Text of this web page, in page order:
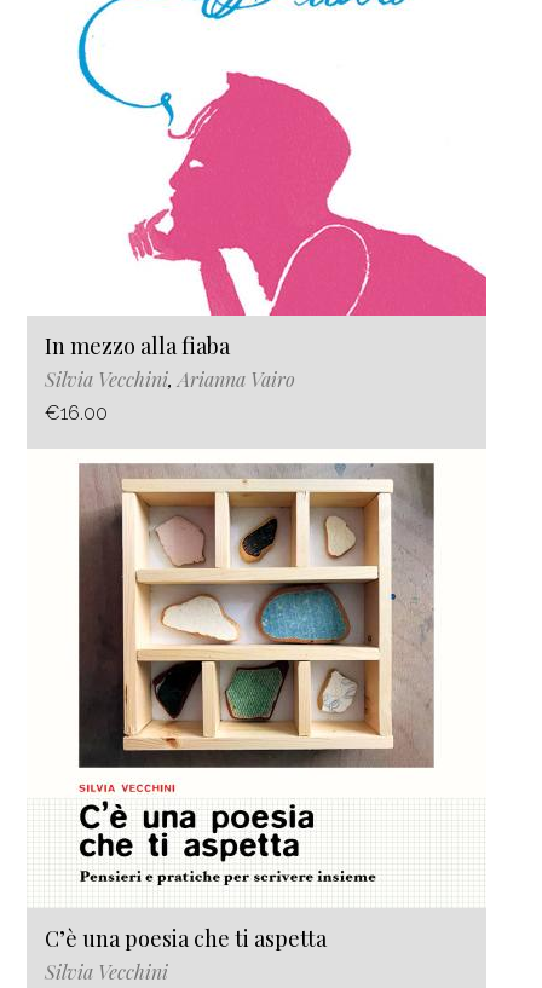
In mezzo alla fiaba
Silvia Vecchini, Arianna Vairo
€16.00
C’è una poesia che ti aspetta
Silvia Vecchini